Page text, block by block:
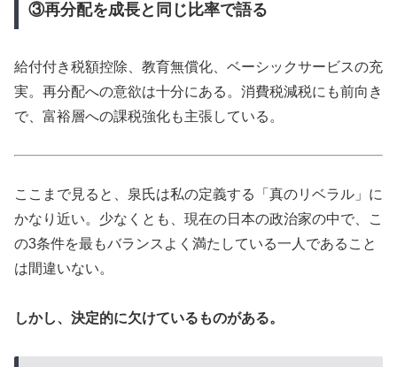
③再分配を成長と同じ比率で語る
給付付き税額控除、教育無償化、ベーシックサービスの充
実。再分配への意欲は十分にある。消費税減税にも前向き
で、富裕層への課税強化も主張している。
ここまで見ると、泉氏は私の定義する「真のリベラル」に
かなり近い。少なくとも、現在の日本の政治家の中で、こ
の3条件を最もバランスよく満たしている一人であること
は間違いない。
しかし、決定的に欠けているものがある。